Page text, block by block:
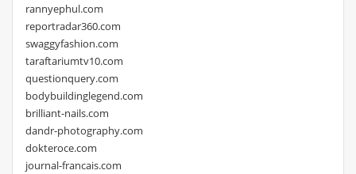
rannyephul.com
reportradar360.com
swaggyfashion.com
taraftariumtv10.com
questionquery.com
bodybuildinglegend.com
brilliant-nails.com
dandr-photography.com
dokteroce.com
journal-francais.com